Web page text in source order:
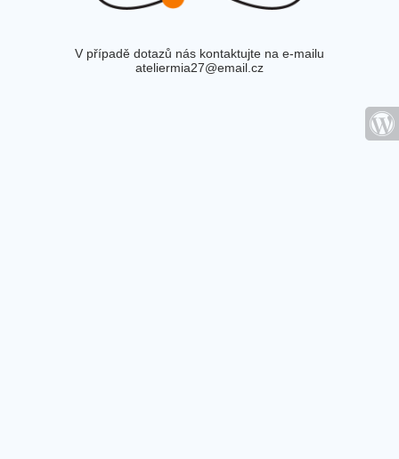
V případě dotazů nás kontaktujte na e-mailu
ateliermia27@email.cz